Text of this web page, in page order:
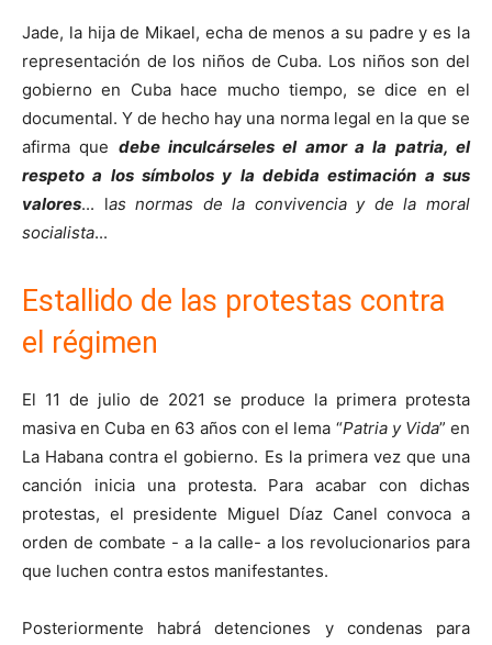
Jade, la hija de Mikael, echa de menos a su padre y es la
representación de los niños de Cuba. Los niños son del
gobierno en Cuba hace mucho tiempo, se dice en el
documental. Y de hecho hay una norma legal en la que se
afirma que debe inculcárseles el amor a la patria, el
respeto a los símbolos y la debida estimación a sus
valores... las normas de la convivencia y de la moral
socialista...
Estallido de las protestas contra
el régimen
El 11 de julio de 2021 se produce la primera protesta
masiva en Cuba en 63 años con el lema “Patria y Vida” en
La Habana contra el gobierno. Es la primera vez que una
canción inicia una protesta. Para acabar con dichas
protestas, el presidente Miguel Díaz Canel convoca a
orden de combate - a la calle- a los revolucionarios para
que luchen contra estos manifestantes.
Posteriormente habrá detenciones y condenas para